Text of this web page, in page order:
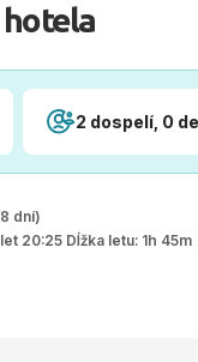
hotela
2 dospelí, 0
dní)
20:25 Dĺžka letu: 1h 45m